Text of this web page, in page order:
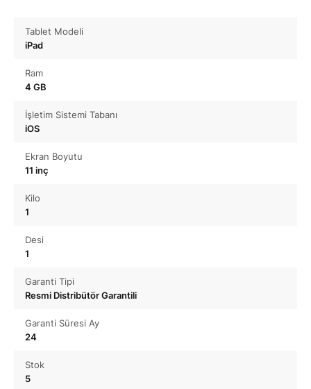
Tablet Modeli
iPad
Ram
4 GB
İşletim Sistemi Tabanı
iOS
Ekran Boyutu
11 inç
Kilo
1
Desi
1
Garanti Tipi
Resmi Distribütör Garantili
Garanti Süresi Ay
24
Stok
5